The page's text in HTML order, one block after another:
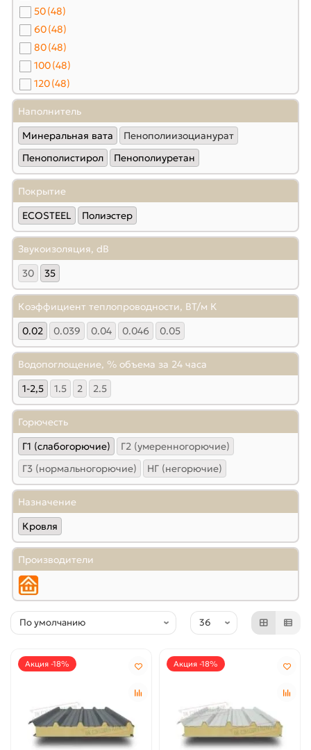
50(48)
60(48)
80(48)
100(48)
120(48)
140(46)
150(48)
160(48)
180(48)
200(48)
250(48)
300(48)
Наполнитель
Минеральная вата
Пенополиизоцианурат
Пенополистирол
Пенополиуретан
Покрытие
ECOSTEEL
Полиэстер
Звукоизоляция, dB
30
35
Коэффициент теплопроводности, ВТ/м К
0.02
0.039 0.04 0.046 0.05
Водопоглощение, % объема за 24 часа
1-2,5
1.5 2 2.5
Горючесть
Г1 (слабогорючие)
Г2 (умеренногорючие)
Г3 (нормальногорючие)
НГ (негорючие)
Назначение
Кровля
Производители
Акция -18% Акция -18%